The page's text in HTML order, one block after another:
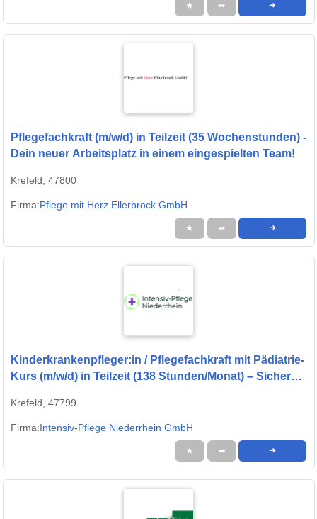
★ ➦ ➜
Pflegefachkraft (m/w/d) in Teilzeit (35 Wochenstunden) -
Dein neuer Arbeitsplatz in einem eingespielten Team!
Krefeld, 47800
Firma:Pflege mit Herz Ellerbrock GmbH
★ ➦ ➜
Kinderkrankenpfleger:in / Pflegefachkraft mit Pädiatrie-
Kurs (m/w/d) in Teilzeit (138 Stunden/Monat) – Sichere
Krefeld, 47799
Firma:Intensiv-Pflege Niederrhein GmbH
★ ➦ ➜